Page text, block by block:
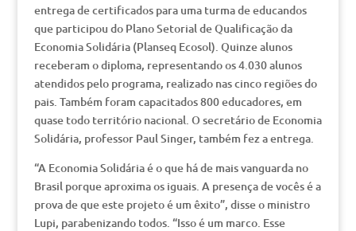
entrega de certificados para uma turma de educandos
que participou do Plano Setorial de Qualificação da
Economia Solidária (Planseq Ecosol). Quinze alunos
receberam o diploma, representando os 4.030 alunos
atendidos pelo programa, realizado nas cinco regiões do
pais. Também foram capacitados 800 educadores, em
quase todo território nacional. O secretário de Economia
Solidária, professor Paul Singer, também fez a entrega.
“A Economia Solidária é o que há de mais vanguarda no
Brasil porque aproxima os iguais. A presença de vocês é a
prova de que este projeto é um êxito”, disse o ministro
Lupi, parabenizando todos. “Isso é um marco. Esse